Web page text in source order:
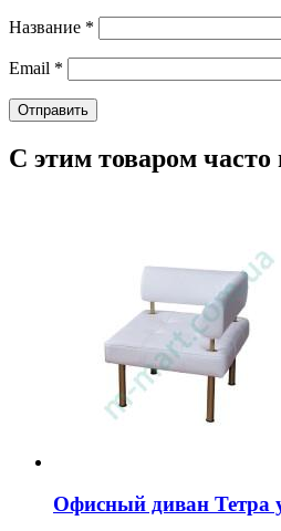
Название *
Email *
С этим товаром
Офисный диван Тетра